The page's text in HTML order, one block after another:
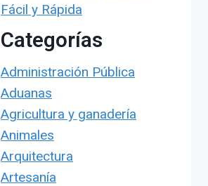
Fácil y Rápida
Categorías
Administración Pública
Aduanas
Agricultura y ganadería
Animales
Arquitectura
Artesanía